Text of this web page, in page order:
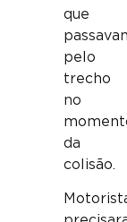
que
pelo
trecho
no
da
colisão.